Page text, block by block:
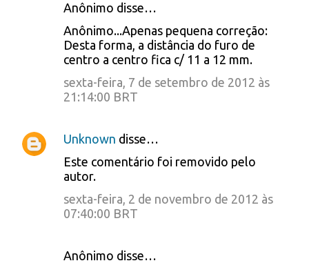
Anônimo disse…
Anônimo...Apenas pequena correção:
Desta forma, a distância do furo de
centro a centro fica c/ 11 a 12 mm.
sexta-feira, 7 de setembro de 2012 às
21:14:00 BRT
Unknown disse…
Este comentário foi removido pelo
autor.
sexta-feira, 2 de novembro de 2012 às
07:40:00 BRT
Anônimo disse…